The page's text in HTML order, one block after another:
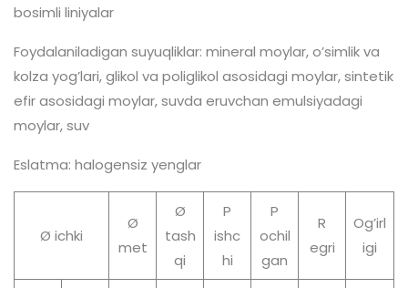
bosimli liniyalar
Foydalaniladigan suyuqliklar: mineral moylar, o’simlik va
kolza yog’lari, glikol va poliglikol asosidagi moylar, sintetik
efir asosidagi moylar, suvda eruvchan emulsiyadagi
moylar, suv
Eslatma: halogensiz yenglar
Ø ichki
Ø
met
Ø
tash
qi
P
ishc
hi
P
ochil
gan
R
egri
Og’irl
igi